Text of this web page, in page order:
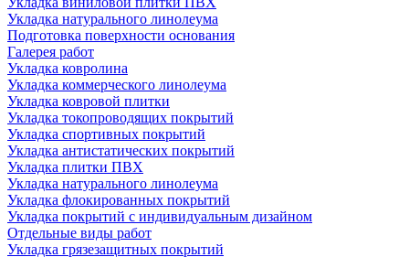
Укладка натурального линолеума
Подготовка поверхности основания
Галерея работ
Укладка ковролина
Укладка коммерческого линолеума
Укладка ковровой плитки
Укладка токопроводящих покрытий
Укладка спортивных покрытий
Укладка антистатических покрытий
Укладка плитки ПВХ
Укладка натурального линолеума
Укладка флокированных покрытий
Укладка покрытий с индивидуальным дизайном
Отдельные виды работ
Укладка грязезащитных покрытий